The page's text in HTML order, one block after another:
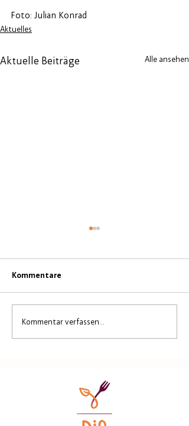
Foto: Julian Konrad
Aktuelles
Aktuelle Beiträge Alle ansehen
Ackerbau-
Versuchsergebnisse 2024
Kommentare
Kommentar verfassen...